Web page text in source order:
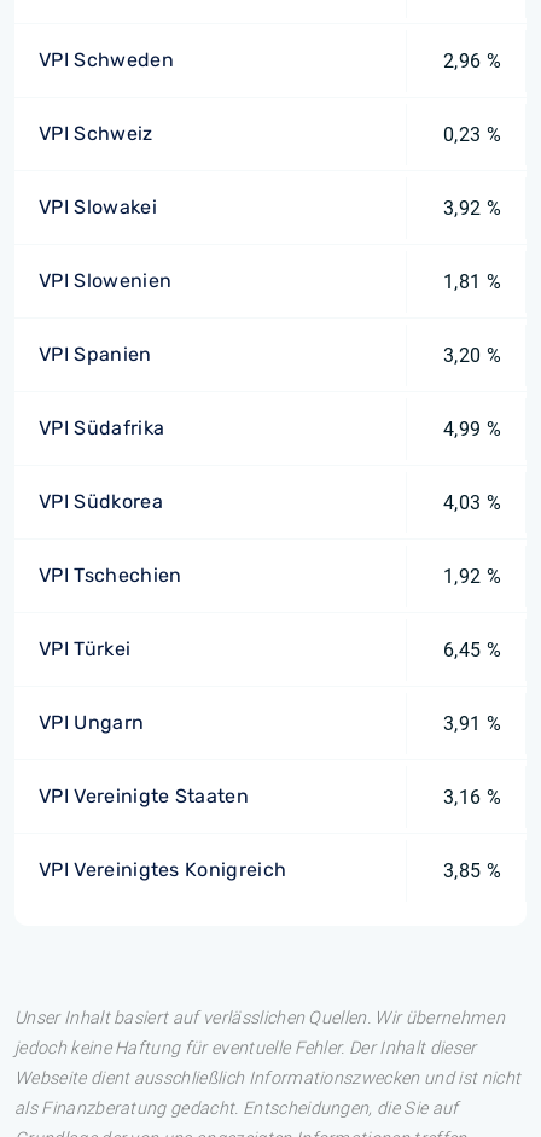
VPI Schweden 2,96 %
VPI Schweiz 0,23 %
VPI Slowakei 3,92 %
VPI Slowenien 1,81 %
VPI Spanien 3,20 %
VPI Südafrika 4,99 %
VPI Südkorea 4,03 %
VPI Tschechien 1,92 %
VPI Türkei 6,45 %
VPI Ungarn 3,91 %
VPI Vereinigte Staaten 3,16 %
VPI Vereinigtes Konigreich 3,85 %
Unser Inhalt basiert auf verlässlichen Quellen. Wir übernehmen
jedoch keine Haftung für eventuelle Fehler. Der Inhalt dieser
Webseite dient ausschließlich Informationszwecken und ist nicht
als Finanzberatung gedacht. Entscheidungen, die Sie auf